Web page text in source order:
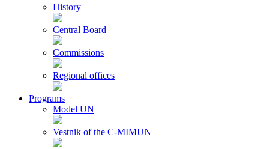
History
Central Board
Commissions
Regional offices
Programs
Model UN
Vestnik of the C-MIMUN